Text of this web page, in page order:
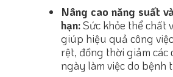
Nâng cao năng suất
hạn:Sức khỏe thể chất
giúp hiệu quả công
rệt, đồng thời giảm các
ngày làm việc do bệnh